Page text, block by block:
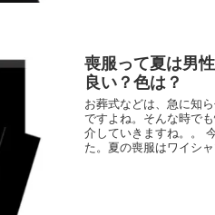
喪服って夏は男
良い？色は？
お葬式などは、急に知
ですよね。そんな時で
介していきますね。。
た。夏の喪服はワイシ